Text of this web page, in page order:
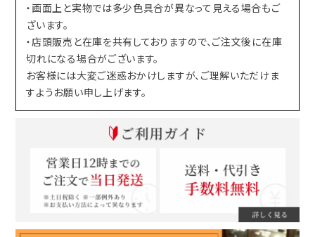
・画面上と実物では多少色具合が異なって見える場合もご
ざいます。
・店頭販売と在庫を共有しておりますので、ご注文後に在庫
切れになる場合がございます。
お客様には大変ご迷惑おかけしますが、ご理解いただけま
すようお願い申し上げます。